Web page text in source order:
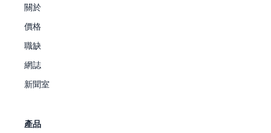
關於
價格
職缺
網誌
新聞室
產品